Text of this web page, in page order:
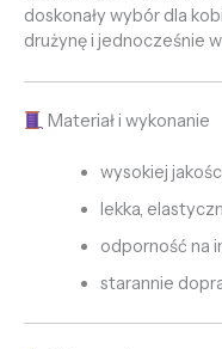
doskonały wybór dla
drużynę i jednocześnie
Materiał i wykonanie
wysokiej
lekka,
odporność na
starannie